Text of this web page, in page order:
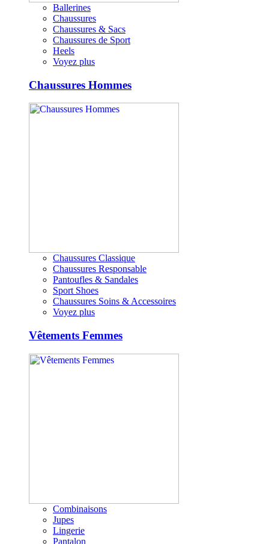
Ballerines
Chaussures
Chaussures & Sacs
Chaussures de Sport
Heels
Voyez plus
Chaussures Hommes
Chaussures Classique
Chaussures Responsable
Pantoufles & Sandales
Sport Shoes
Chaussures Soins & Accessoires
Voyez plus
Vêtements Femmes
Combinaisons
Jupes
Lingerie
Pantalon